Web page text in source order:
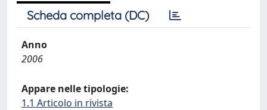
Scheda completa (DC)
Anno
2006
Appare nelle tipologie:
1.1 Articolo in rivista